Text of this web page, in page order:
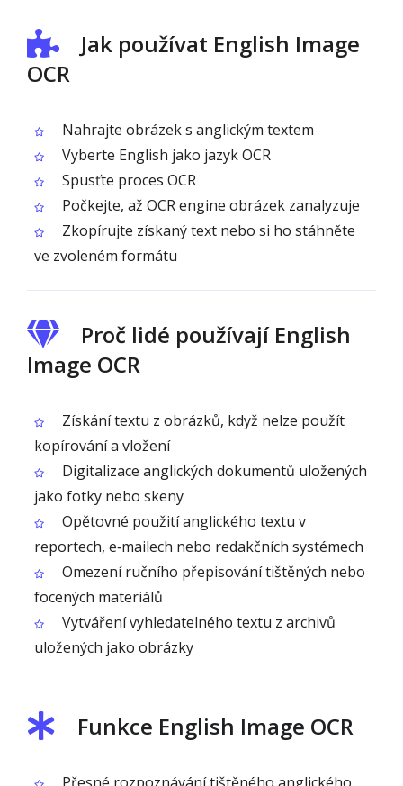
Jak používat English Image
OCR
Nahrajte obrázek s anglickým textem
Vyberte English jako jazyk OCR
Spusťte proces OCR
Počkejte, až OCR engine obrázek zanalyzuje
Zkopírujte získaný text nebo si ho stáhněte
ve zvoleném formátu
Proč lidé používají English
Image OCR
Získání textu z obrázků, když nelze použít
kopírování a vložení
Digitalizace anglických dokumentů uložených
jako fotky nebo skeny
Opětovné použití anglického textu v
reportech, e‑mailech nebo redakčních systémech
Omezení ručního přepisování tištěných nebo
focených materiálů
Vytváření vyhledatelného textu z archivů
uložených jako obrázky
Funkce English Image OCR